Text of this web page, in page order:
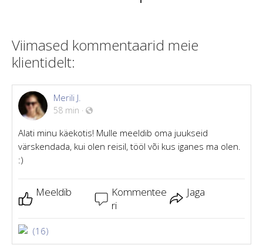
Viimased kommentaarid meie
klientidelt:
Merili J.
58 min ·
Alati minu käekotis! Mulle meeldib oma juukseid
värskendada, kui olen reisil, tööl või kus iganes ma olen.
:)
Meeldib
Kommentee
ri
Jaga
(16)